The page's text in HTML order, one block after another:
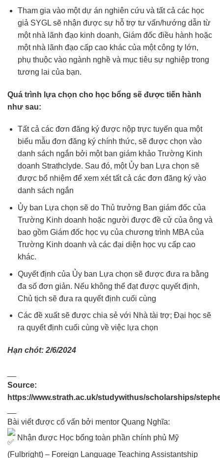
Tham gia vào một dự án nghiên cứu và tất cả các học
giả SYGL sẽ nhận được sự hỗ trợ tư vấn/hướng dẫn từ
một nhà lãnh đạo kinh doanh, Giám đốc điều hành hoặc
một nhà lãnh đạo cấp cao khác của một công ty lớn,
phụ thuộc vào ngành nghề và mục tiêu sự nghiệp trong
tương lai của bạn.
Quá trình lựa chọn cho học bổng sẽ được tiến hành
như sau:
Tất cả các đơn đăng ký được nộp trực tuyến qua một
biểu mẫu đơn đăng ký chính thức, sẽ được chọn vào
danh sách ngắn bởi một ban giám khảo Trường Kinh
doanh Strathclyde. Sau đó, một Ủy ban Lựa chọn sẽ
được bổ nhiệm để xem xét tất cả các đơn đăng ký vào
danh sách ngắn
Ủy ban Lựa chọn sẽ do Thủ trưởng Ban giám đốc của
Trường Kinh doanh hoặc người được đề cử của ông và
bao gồm Giám đốc học vụ của chương trình MBA của
Trường Kinh doanh và các đại diện học vụ cấp cao
khác.
Quyết định của Ủy ban Lựa chọn sẽ được đưa ra bằng
đa số đơn giản. Nếu không thể đạt được quyết định,
Chủ tịch sẽ đưa ra quyết định cuối cùng
Các đề xuất sẽ được chia sẻ với Nhà tài trợ; Đại học sẽ
ra quyết định cuối cùng về việc lựa chọn
Hạn chót: 2/6/2024
Source:
https://www.strath.ac.uk/studywithus/scholarships/
Bài viết được cố vấn bởi mentor Quang Nghĩa:
Nhận được Học bổng toàn phần chính phủ Mỹ
(Fulbright) – Foreign Language Teaching Assistantship